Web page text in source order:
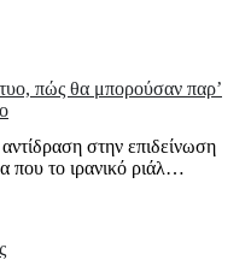
πώς θα μπορούσαν παρ’
στην επιδείνωση
το ιρανικό ριάλ